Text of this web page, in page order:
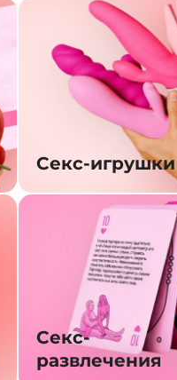
Секс-игрушки
Секс-
развлечения